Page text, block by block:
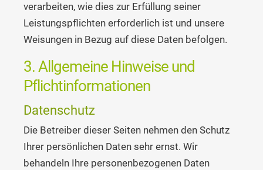
verarbeiten, wie dies zur Erfüllung seiner
Leistungspflichten erforderlich ist und unsere
Weisungen in Bezug auf diese Daten befolgen.
3. Allgemeine Hinweise und
Pflicht­informationen
Datenschutz
Die Betreiber dieser Seiten nehmen den Schutz
Ihrer persönlichen Daten sehr ernst. Wir
behandeln Ihre personenbezogenen Daten